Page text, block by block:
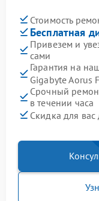
Стоимость
Бесплатная
Привезем и
сами
Гарантия на
Gigabyte Aorus
Срочный
в течении часа
Скидка для вас